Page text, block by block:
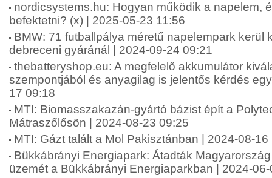
nordicsystems.hu: Hogyan működik a napelem,
befektetni? (x) | 2025-05-23 11:56
BMW: 71 futballpálya méretű napelempark kerül
debreceni gyáránál | 2024-09-24 09:21
thebatteryshop.eu: A megfelelő akkumulátor
szempontjából és anyagilag is jelentős kérdés
17 09:18
MTI: Biomasszakazán-gyártó bázist épít a
Mátraszőlősön | 2024-08-23 09:25
MTI: Gázt talált a Mol Pakisztánban | 2024-08-16
Bükkábrányi Energiapark: Átadták
üzemét a Bükkábrányi Energiaparkban | 2024-